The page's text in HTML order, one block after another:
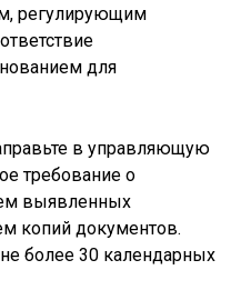
регулирующим
для
в управляющую
требование о
выявленных
копий документов.
более 30 календарных